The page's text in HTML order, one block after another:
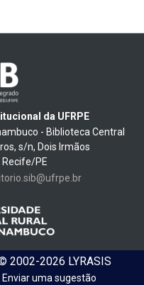
da UFRPE
- Biblioteca Central
s/n, Dois Irmãos
Recife/PE
2002-2026 LYRASIS
Enviar uma sugestão